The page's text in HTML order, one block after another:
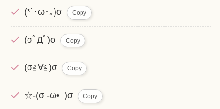
(*´･ω･｡)σ Copy
(σﾟДﾟ)σ Copy
(σ≧∀≦)σ Copy
☆-(σ -ω• )σ Copy